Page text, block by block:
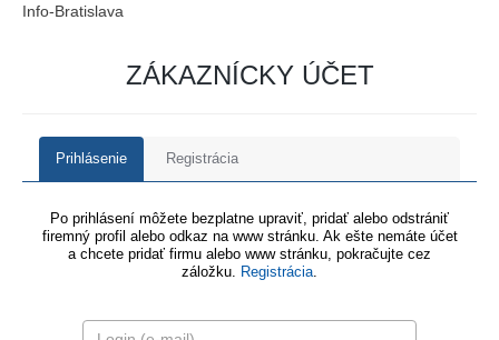
Info-Bratislava
ZÁKAZNÍCKY ÚČET
Prihlásenie Registrácia
Po prihlásení môžete bezplatne upraviť, pridať alebo odstrániť
firemný profil alebo odkaz na www stránku. Ak ešte nemáte účet
a chcete pridať firmu alebo www stránku, pokračujte cez
záložku. Registrácia.